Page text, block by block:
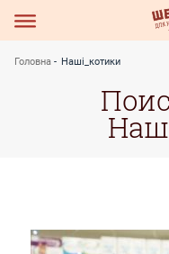
Головна Наші_котики